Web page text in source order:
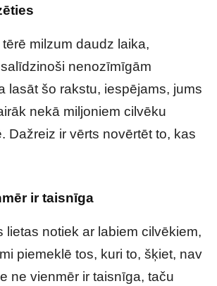
milzum daudz laika,
nenozīmīgām
lasāt šo rakstu, iespējams, jums
nekā miljoniem cilvēku
Dažreiz ir vērts novērtēt to, kas
ir taisnīga
lietas notiek ar labiem cilvēkiem,
piemeklē tos, kuri to, šķiet, nav
ne vienmēr ir taisnīga, taču